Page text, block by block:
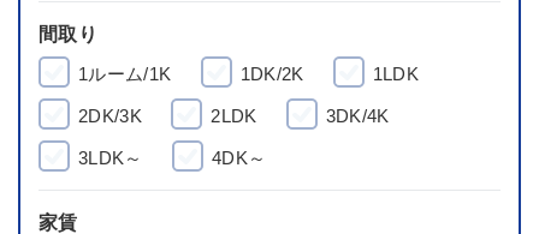
間取り
1ルーム/1K
1DK/2K 1LDK
2DK/3K 2LDK 3DK/4K
3LDK～ 4DK～
家賃